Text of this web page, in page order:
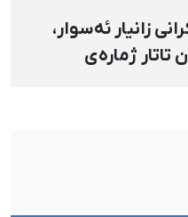
زانیار ئەسوار،
تاتار ژمارەی